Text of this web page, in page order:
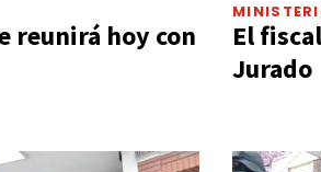
reunirá hoy con
El
Jurado